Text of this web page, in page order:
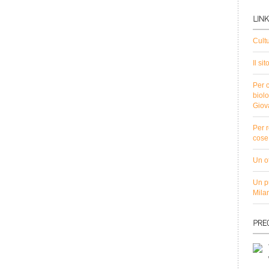
Il
Per
Per
Un
Un